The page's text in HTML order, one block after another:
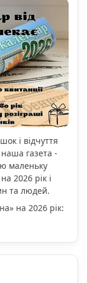
і відчуття
газета -
маленьку
2026 рік і
та людей.
на 2026 рік: